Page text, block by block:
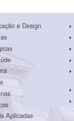
e Design
Aplicadas